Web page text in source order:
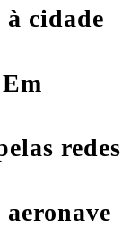
cidade
redes